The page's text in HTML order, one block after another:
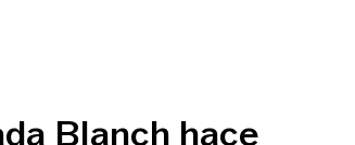
Blanch hace